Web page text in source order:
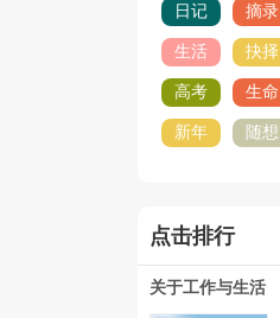
日记 摘录
生活 抉择
高考 生命
新年 随想
点击排行
关于工作与生活